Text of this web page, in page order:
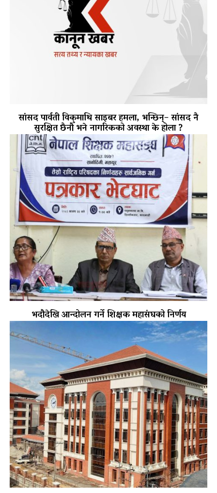
सांसद पार्वती विकमाथि साइबर हमला, भन्छिन्– सांसद नै
सुरक्षित छैनौँ भने नागरिकको अवस्था के होला ?
भदौदेखि आन्दोलन गर्ने शिक्षक महासंघको निर्णय